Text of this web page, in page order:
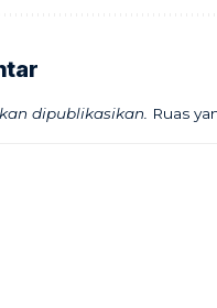
dipublikasikan. Ruas